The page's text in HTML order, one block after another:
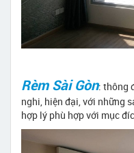
Rèm Sài Gòn: thông
nghi, hiện đại, với những
hợp lý phù hợp với mục